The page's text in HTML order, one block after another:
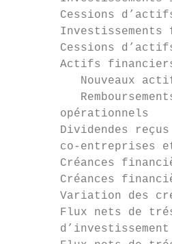
Cessions
Investissements
Cessions
Actifs
Nouveaux
opérationnels
Dividendes
co-entreprises
Créances
Créances
Variation des
Flux nets de